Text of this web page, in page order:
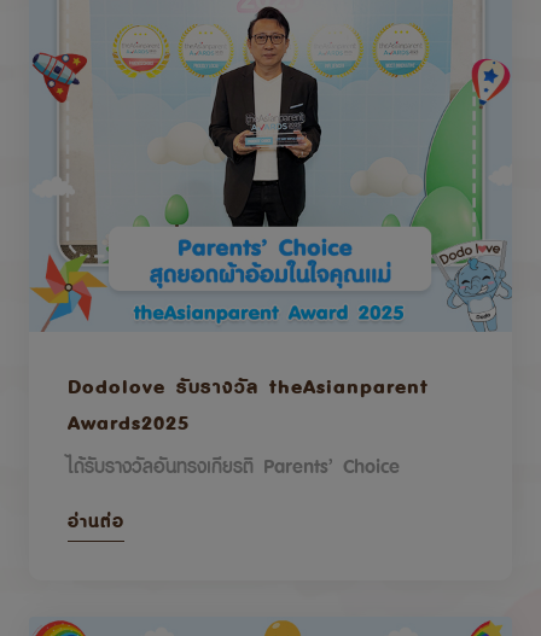
Dodolove รับรางวัล theAsianparent
Awards2025
ได้รับรางวัลอันทรงเกียรติ Parents’ Choice
อ่านต่อ